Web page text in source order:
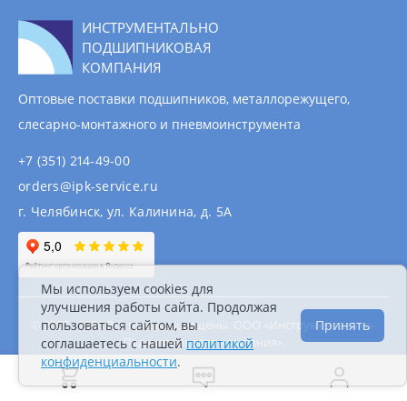
ИНСТРУМЕНТАЛЬНО
ПОДШИПНИКОВАЯ
КОМПАНИЯ
Оптовые поставки подшипников, металлорежущего,
слесарно-монтажного и пневмоинструмента
+7 (351) 214-49-00
orders@ipk-service.ru
г. Челябинск, ул. Калинина, д. 5А
© 2007 - 2026 Все права защищены. ООО «Инструментально-
Подшипниковая компания».
Информация на сайте не является публичной
Политика конфиденциальности
Мы используем cookies для
улучшения работы сайта. Продолжая
пользоваться сайтом, вы
соглашаетесь с нашей политикой
конфиденциальности.
Принять